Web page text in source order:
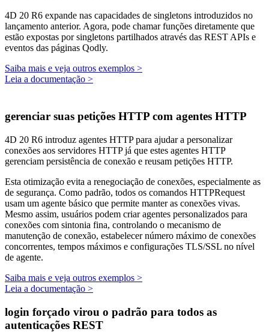
4D 20 R6 expande nas capacidades de singletons introduzidos no
lançamento anterior. Agora, pode chamar funções diretamente que
estão expostas por singletons partilhados através das REST APIs e
eventos das páginas Qodly.
Saiba mais e veja outros exemplos >
Leia a documentação >
gerenciar suas petições HTTP com agentes HTTP
4D 20 R6 introduz agentes HTTP para ajudar a personalizar
conexões aos servidores HTTP já que estes agentes HTTP
gerenciam persistência de conexão e reusam petições HTTP.
Esta otimização evita a renegociação de conexões, especialmente as
de segurança. Como padrão, todos os comandos HTTPRequest
usam um agente básico que permite manter as conexões vivas.
Mesmo assim, usuários podem criar agentes personalizados para
conexões com sintonia fina, controlando o mecanismo de
manutenção de conexão, estabelecer número máximo de conexões
concorrentes, tempos máximos e configurações TLS/SSL no nível
de agente.
Saiba mais e veja outros exemplos >
Leia a documentação >
login forçado virou o padrão para todos as
autenticações REST